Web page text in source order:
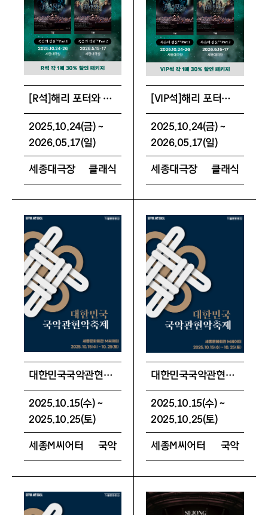
[R석]해리 포터와 죽음의 성물™ 인 콘서트 완결 패키지
2025.10.24(금) ~
2026.05.17(일)
세종대극장 클래식
[VIP석]해리 포터와 죽음의 성물™ 인 콘서트 완결 패키지
2025.10.24(금) ~
2026.05.17(일)
세종대극장 클래식
대한민국국악관현악축제 매니아 패키지
2025.10.15(수) ~
2025.10.25(토)
세종M씨어터 국악
대한민국국악관현악축제 스페셜 패키지
2025.10.15(수) ~
2025.10.25(토)
세종M씨어터 국악